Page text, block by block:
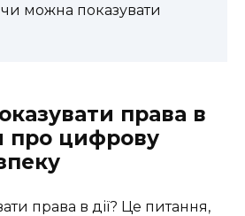
можна показувати
права в
про цифрову
права в дії? Це питання,